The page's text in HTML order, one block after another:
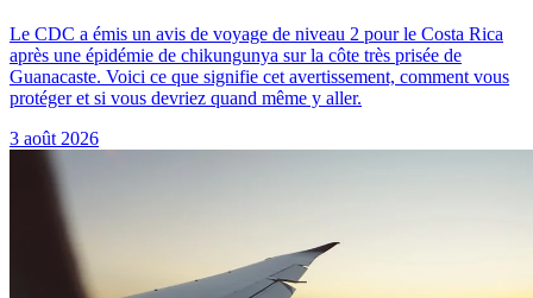
Le CDC a émis un avis de voyage de niveau 2 pour le Costa Rica
après une épidémie de chikungunya sur la côte très prisée de
Guanacaste. Voici ce que signifie cet avertissement, comment vous
protéger et si vous devriez quand même y aller.
3 août 2026